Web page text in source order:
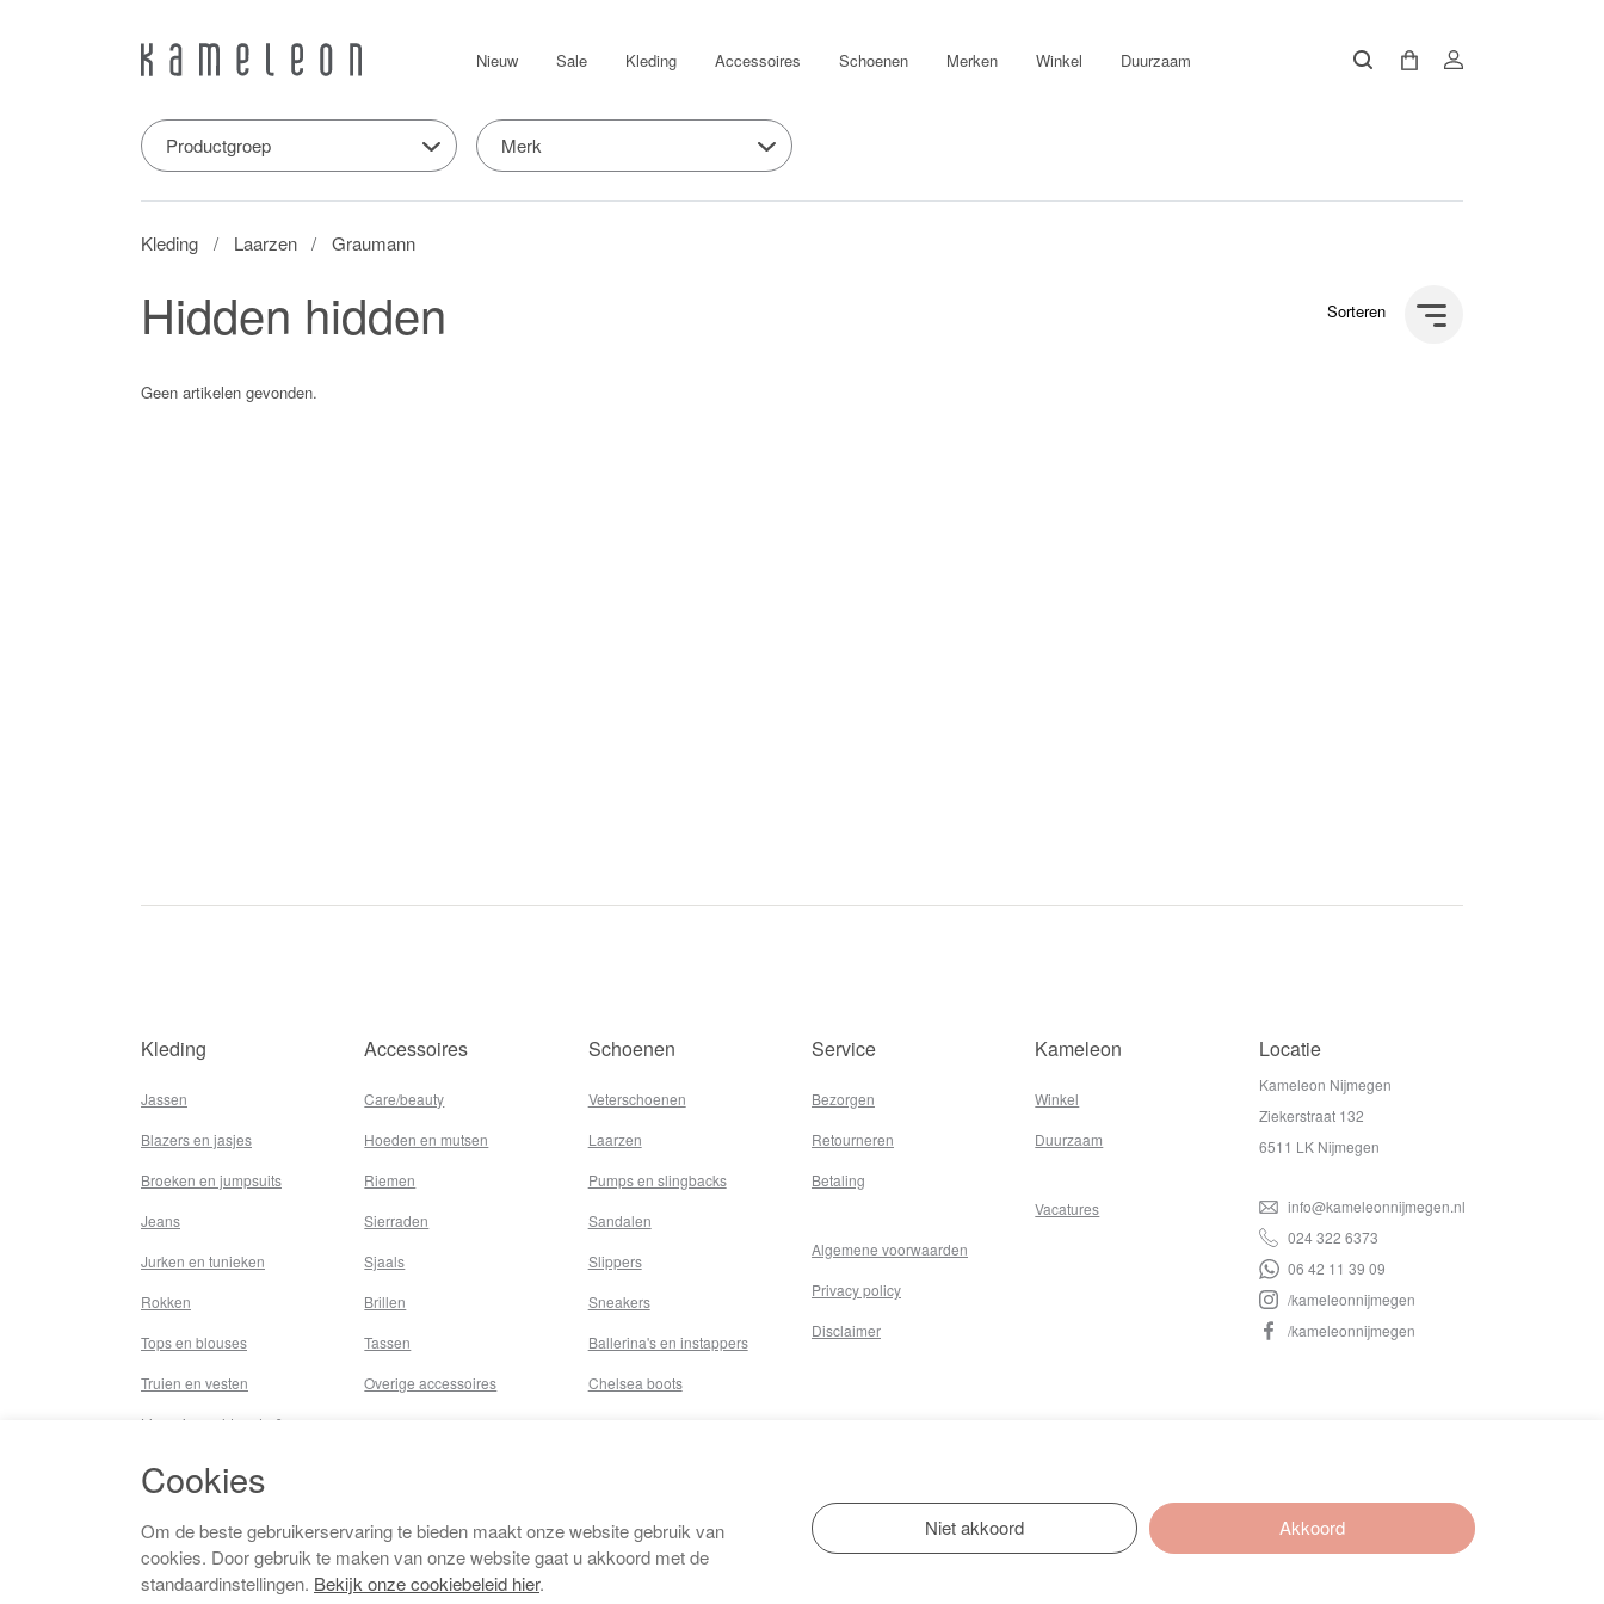
Nieuw Sale Kleding Accessoires Schoenen Merken Winkel Duurzaam
Productgroep Merk
Kleding Laarzen Graumann
Hidden hidden Sorteren
Geen artikelen gevonden.
Kleding
Jassen
Blazers en jasjes
Broeken en jumpsuits
Jeans
Jurken en tunieken
Rokken
Tops en blouses
Truien en vesten
Lingerie,nachtmode &
Badkleding
Beenmode
Vermaakkosten
Accessoires
Care/beauty
Hoeden en mutsen
Riemen
Sierraden
Sjaals
Brillen
Tassen
Overige accessoires
Schoenen
Veterschoenen
Laarzen
Pumps en slingbacks
Sandalen
Slippers
Sneakers
Ballerina's en instappers
Chelsea boots
Service
Bezorgen
Retourneren
Betaling
Algemene voorwaarden
Privacy policy
Disclaimer
Kameleon
Winkel
Duurzaam
Vacatures
Locatie
Kameleon Nijmegen
Ziekerstraat 132
6511 LK Nijmegen
info@kameleonnijmegen.nl
024 322 6373
06 42 11 39 09
/kameleonnijmegen
/kameleonnijmegen
Cookies
Om de beste gebruikerservaring te bieden maakt onze website gebruik van
cookies. Door gebruik te maken van onze website gaat u akkoord met de
standaardinstellingen. Bekijk onze cookiebeleid hier.